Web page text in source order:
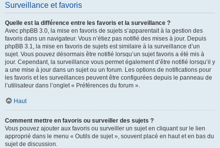
Surveillance et favoris
Quelle est la différence entre les favoris et la surveillance ?
Avec phpBB 3.0, la mise en favoris de sujets s’apparentait à la gestion des
favoris dans un navigateur. Vous n’étiez pas notifié des mises à jour. Depuis
phpBB 3.1, la mise en favoris de sujets est similaire à la surveillance d’un
sujet. Vous pouvez désormais être notifié lorsqu’un sujet favoris a été mis à
jour. Cependant, la surveillance vous permet également d’être notifié lorsqu’il y
a une mise à jour dans un sujet ou un forum. Les options de notifications pour
les favoris et les surveillances peuvent être configurées depuis le panneau de
l’utilisateur dans l’onglet « Préférences du forum ».
Haut
Comment mettre en favoris ou surveiller des sujets ?
Vous pouvez ajouter aux favoris ou surveiller un sujet en cliquant sur le lien
approprié dans le menu « Outils de sujet », souvent placé en haut et en bas du
sujet de discussion.